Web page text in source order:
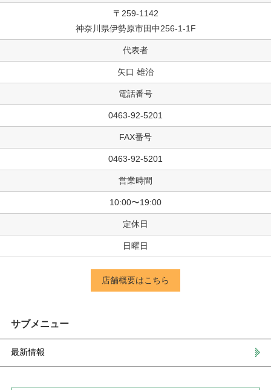
〒259-1142
神奈川県伊勢原市田中256-1-1F
代表者
矢口 雄治
電話番号
0463-92-5201
FAX番号
0463-92-5201
営業時間
10:00〜19:00
定休日
日曜日
店舗概要はこちら
サブメニュー
最新情報